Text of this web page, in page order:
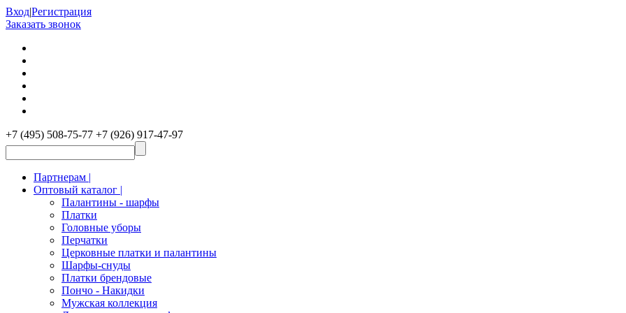
Вход|Регистрация
Заказать звонок
+7 (495) 508-75-77 +7 (926) 917-47-97
Партнерам |
Оптовый каталог |
Палантины - шарфы
Платки
Головные уборы
Перчатки
Церковные платки и палантины
Шарфы-снуды
Платки брендовые
Пончо - Накидки
Мужская коллекция